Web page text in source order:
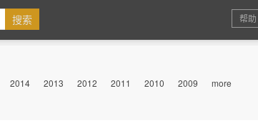
帮助
2014 2013 2012 2011 2010 2009
more